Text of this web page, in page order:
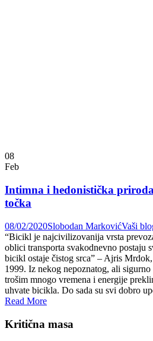
08
Feb
Intimna i hedonistička
točka
08/02/2020Slobodan MarkovićVaši
“Bicikl je najcivilizovanija vrsta
oblici transporta svakodnevno postaju
bicikl ostaje čistog srca” – Ajris
1999. Iz nekog nepoznatog, ali
trošim mnogo vremena i energije
uhvate bicikla. Do sada su svi dobro
Read More
Kritična masa